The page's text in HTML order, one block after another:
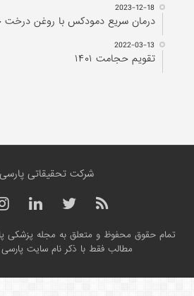
2023-12-18
درمان سریع دمودکس با روغن درخت
2022-03-13
تقویم حجامت ۱۴۰۱
شرکت تحقیقاتی
تمام حقوق محفوظ و متعلق به مجله پزشکی
مطالب فقط با ذکر نام سایت